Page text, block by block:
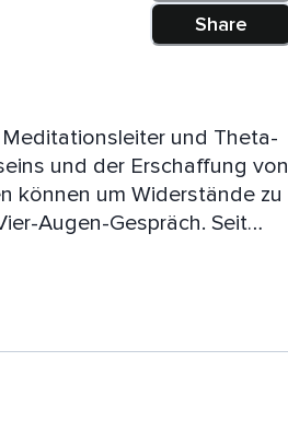
Share
und Theta-
und der Erschaffung von
können um Widerstände zu
Augen-Gespräch. Seit
entfalten und zu leben.